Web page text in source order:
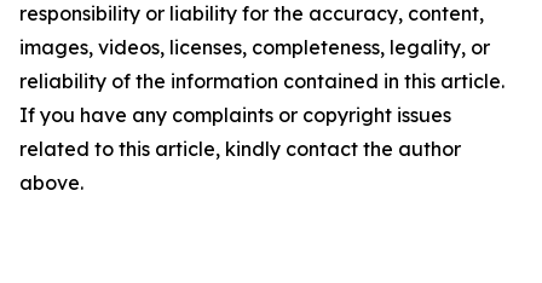
responsibility or liability for the accuracy, content,
images, videos, licenses, completeness, legality, or
reliability of the information contained in this article.
If you have any complaints or copyright issues
related to this article, kindly contact the author
above.